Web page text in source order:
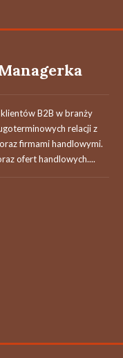
B2B w branży
relacji z
firmami handlowymi.
ofert handlowych....